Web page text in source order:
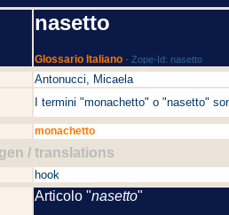
nasetto
Glossario Italiano - Zope-Id: nasetto
Antonucci, Micaela
I termini "monachetto" o "nasetto"
monachetto
/ translations
hook
Articolo "nasetto"